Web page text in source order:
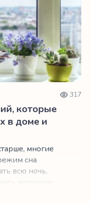
317
которые
в доме и
многие
сна
всю ночь,
вопросом,